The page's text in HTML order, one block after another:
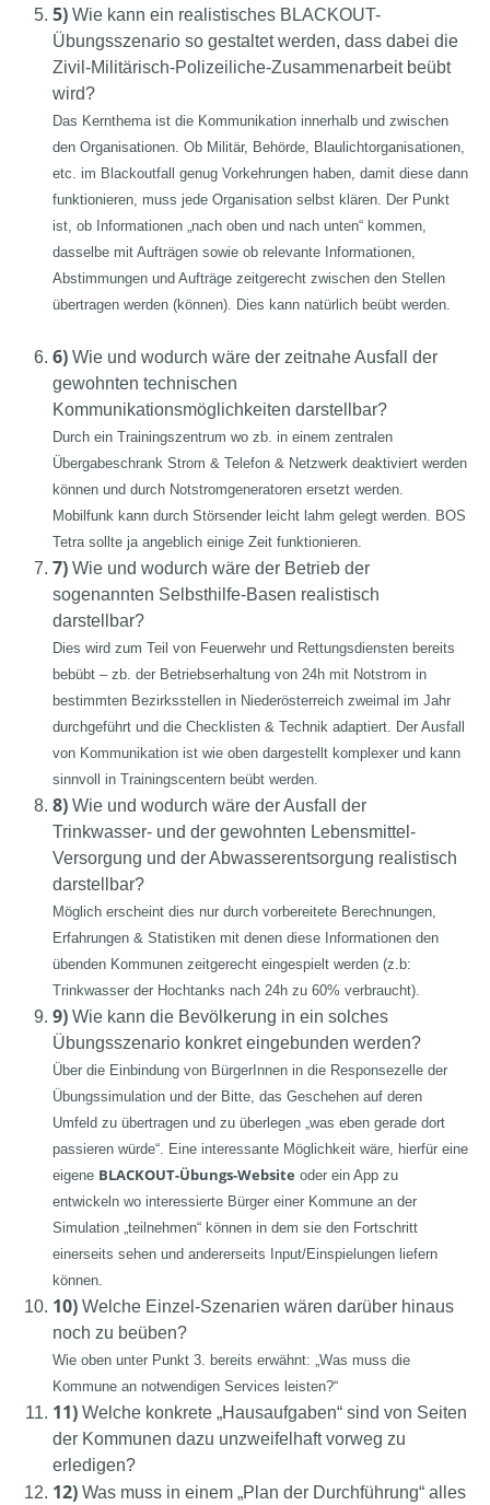
5) Wie kann ein realistisches BLACKOUT-
Übungsszenario so gestaltet werden, dass dabei die
Zivil-Militärisch-Polizeiliche-Zusammenarbeit beübt
wird?
Das Kernthema ist die Kommunikation innerhalb und zwischen
den Organisationen. Ob Militär, Behörde, Blaulichtorganisationen,
etc. im Blackoutfall genug Vorkehrungen haben, damit diese dann
funktionieren, muss jede Organisation selbst klären. Der Punkt
ist, ob Informationen „nach oben und nach unten“ kommen,
dasselbe mit Aufträgen sowie ob relevante Informationen,
Abstimmungen und Aufträge zeitgerecht zwischen den Stellen
übertragen werden (können). Dies kann natürlich beübt werden.
6) Wie und wodurch wäre der zeitnahe Ausfall der
gewohnten technischen
Kommunikationsmöglichkeiten darstellbar?
Durch ein Trainingszentrum wo zb. in einem zentralen
Übergabeschrank Strom & Telefon & Netzwerk deaktiviert werden
können und durch Notstromgeneratoren ersetzt werden.
Mobilfunk kann durch Störsender leicht lahm gelegt werden. BOS
Tetra sollte ja angeblich einige Zeit funktionieren.
7) Wie und wodurch wäre der Betrieb der
sogenannten Selbsthilfe-Basen realistisch
darstellbar?
Dies wird zum Teil von Feuerwehr und Rettungsdiensten bereits
bebübt – zb. der Betriebserhaltung von 24h mit Notstrom in
bestimmten Bezirksstellen in Niederösterreich zweimal im Jahr
durchgeführt und die Checklisten & Technik adaptiert. Der Ausfall
von Kommunikation ist wie oben dargestellt komplexer und kann
sinnvoll in Trainingscentern beübt werden.
8) Wie und wodurch wäre der Ausfall der
Trinkwasser- und der gewohnten Lebensmittel-
Versorgung und der Abwasserentsorgung realistisch
darstellbar?
Möglich erscheint dies nur durch vorbereitete Berechnungen,
Erfahrungen & Statistiken mit denen diese Informationen den
übenden Kommunen zeitgerecht eingespielt werden (z.b:
Trinkwasser der Hochtanks nach 24h zu 60% verbraucht).
9) Wie kann die Bevölkerung in ein solches
Übungsszenario konkret eingebunden werden?
Über die Einbindung von BürgerInnen in die Responsezelle der
Übungssimulation und der Bitte, das Geschehen auf deren
Umfeld zu übertragen und zu überlegen „was eben gerade dort
passieren würde“. Eine interessante Möglichkeit wäre, hierfür eine
eigene BLACKOUT-Übungs-Website oder ein App zu
entwickeln wo interessierte Bürger einer Kommune an der
Simulation „teilnehmen“ können in dem sie den Fortschritt
einerseits sehen und andererseits Input/Einspielungen liefern
können.
10) Welche Einzel-Szenarien wären darüber hinaus
noch zu beüben?
Wie oben unter Punkt 3. bereits erwähnt: „Was muss die
Kommune an notwendigen Services leisten?“
11) Welche konkrete „Hausaufgaben“ sind von Seiten
der Kommunen dazu unzweifelhaft vorweg zu
erledigen?
12) Was muss in einem „Plan der Durchführung“ alles